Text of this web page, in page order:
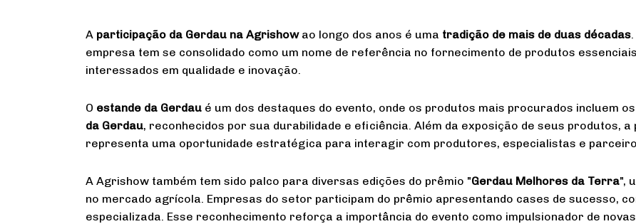
A participação da Gerdau na Agrishowao longo dos anos é uma tradição de mais de duas décadas
empresa tem se consolidado como um nome de referência no fornecimento de produtos
interessados em qualidade e inovação.
O estande da Gerdau é um dos destaques do evento, onde os produtos mais procurados incluem
da Gerdau, reconhecidos por sua durabilidade e eficiência. Além da exposição de seus produtos,
representa uma oportunidade estratégica para interagir com produtores, especialistas e
A Agrishow também tem sido palco para diversas edições do prêmio "Gerdau Melhores da Terra",
no mercado agrícola. Empresas do setor participam do prêmio apresentando cases de sucesso,
especializada. Esse reconhecimento reforça a importância do evento como impulsionador de